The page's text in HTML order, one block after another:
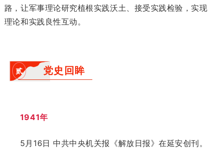
路，让军事理论研究植根实践沃土、接受实践检验，实现
理论和实践良性互动。
贰 党史回眸
1941年
5月16日 中共中央机关报《解放日报》在延安创刊。